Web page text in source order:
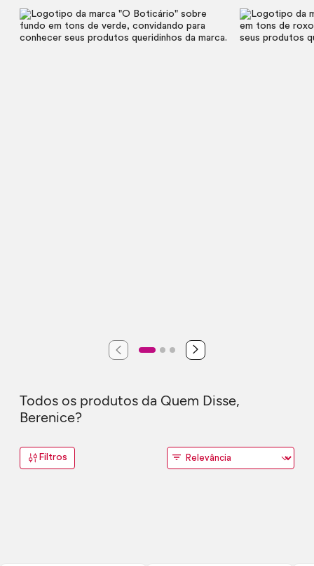
Todos os produtos da Quem Disse,
Berenice?
Filtros